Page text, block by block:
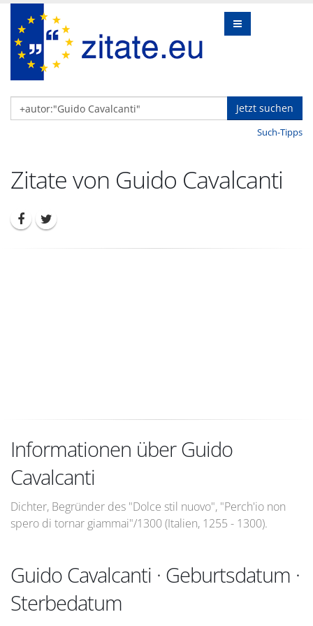
Jetzt suchen
Such-Tipps
Zitate von Guido Cavalcanti
Informationen über Guido
Cavalcanti
Dichter, Begründer des "Dolce stil nuovo", "Perch'io non
spero di tornar giammai"/1300 (Italien, 1255 - 1300).
Guido Cavalcanti · Geburtsdatum ·
Sterbedatum